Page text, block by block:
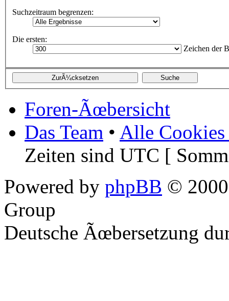
Suchzeitraum begrenzen:
Die ersten:
Zeichen der
Foren-Ãœbersicht
Das Team • Alle Cookies
Zeiten sind UTC [
Powered by phpBB ©
Group
Deutsche Ãœbersetzung